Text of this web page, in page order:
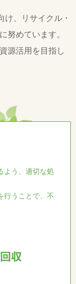
け、リサイクル・
努めています。
源活用を目指し
よう、適切な処
行うことで、不